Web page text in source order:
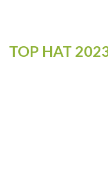
TOP HAT